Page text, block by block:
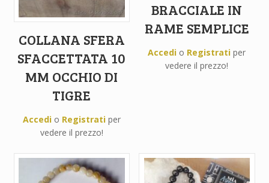
COLLANA SFERA
SFACCETTATA 10
MM OCCHIO DI
TIGRE
Accedio Registratiper
vedere il prezzo!
BRACCIALE IN
RAME SEMPLICE
Accedi o Registrati per
vedere il prezzo!